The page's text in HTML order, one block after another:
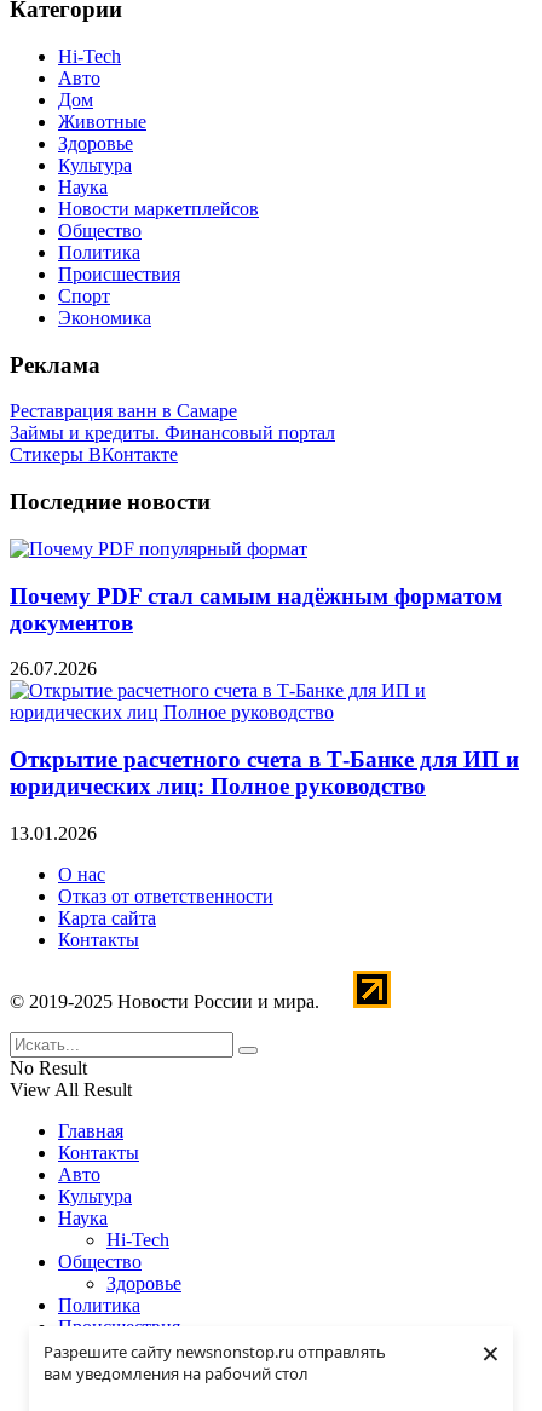
Разрешите сайту newsnonstop.ru отправлять
вам уведомления на рабочий стол
×
Категории
Hi-Tech
Авто
Дом
Животные
Здоровье
Культура
Наука
Новости маркетплейсов
Общество
Политика
Происшествия
Спорт
Экономика
Реклама
Реставрация ванн в Самаре
Займы и кредиты. Финансовый портал
Стикеры ВКонтакте
Последние новости
Почему PDF стал самым надёжным форматом
документов
26.07.2026
Открытие расчетного счета в Т-Банке для ИП и
юридических лиц: Полное руководство
13.01.2026
О нас
Отказ от ответственности
Карта сайта
Контакты
© 2019-2025 Новости России и мира.
No Result
View All Result
Главная
Контакты
Авто
Культура
Наука
Hi-Tech
Общество
Здоровье
Политика
Происшествия
Спорт
Экономика